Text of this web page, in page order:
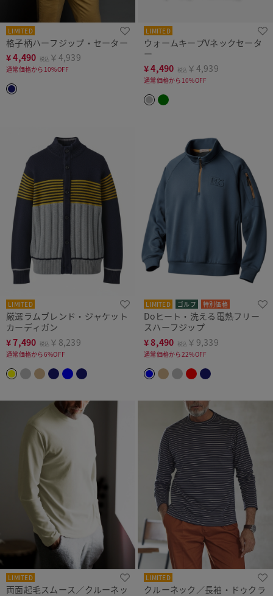
LIMITED
格子柄ハーフジップ・セーター
¥4,490 税込 ￥4,939
通常価格から10%OFF
LIMITED
ウォームキープVネックセータ
ー
¥4,490 税込 ￥4,939
通常価格から10%OFF
LIMITED
厳選ラムブレンド・ジャケット
カーディガン
¥7,490 税込 ￥8,239
通常価格から6%OFF
LIMITED ゴルフ 特別価格
Doヒート・洗える電熱フリー
スハーフジップ
¥8,490 税込 ￥9,339
通常価格から22%OFF
LIMITED
両面起毛スムース／クルーネッ
LIMITED
クルーネック／長袖・ドゥクラ